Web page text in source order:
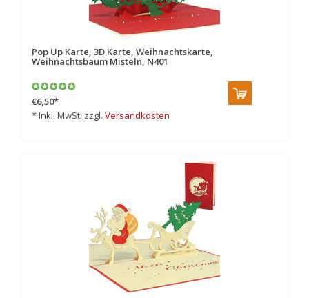
Pop Up Karte, 3D Karte, Weihnachtskarte,
Weihnachtsbaum Misteln, N401
€6,50*
* Inkl. MwSt. zzgl. Versandkosten